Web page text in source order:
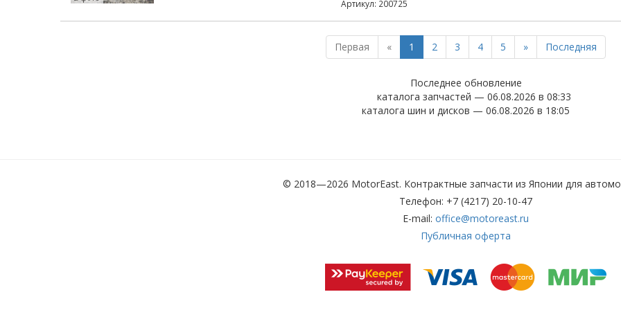
Артикул: 200725
Первая « 1 2 3 4 5 » Последняя
Последнее обновление
каталога запчастей — 06.08.2026 в 08:33
каталога шин и дисков — 06.08.2026 в 18:05
© 2018—2026 MotorEast. Контрактные запчасти из Японии для
Телефон: +7 (4217) 20-10-47
E-mail: office@motoreast.ru
Публичная оферта